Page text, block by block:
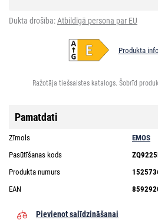
Dukta drošība:Atbildīgā persona par EU
Produkta
Ražotāja tiešsaistes katalogs. Šobrīd
Pamatdati
Zīmols
EMOS
Pasūtīšanas kods
Produkta numurs
EAN
Pievienot salīdzināšanai